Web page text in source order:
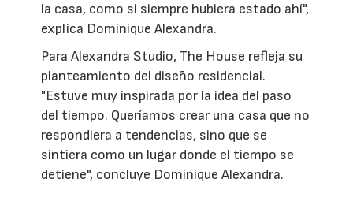
la casa, como si siempre hubiera estado ahí",
explica Dominique Alexandra.
Para Alexandra Studio, The House refleja su
planteamiento del diseño residencial.
"Estuve muy inspirada por la idea del paso
del tiempo. Queríamos crear una casa que no
respondiera a tendencias, sino que se
sintiera como un lugar donde el tiempo se
detiene", concluye Dominique Alexandra.